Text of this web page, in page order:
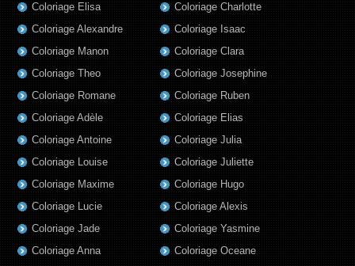
Coloriage Elisa
Coloriage Alexandre
Coloriage Manon
Coloriage Theo
Coloriage Romane
Coloriage Adèle
Coloriage Antoine
Coloriage Louise
Coloriage Maxime
Coloriage Lucie
Coloriage Jade
Coloriage Anna
Coloriage Charlotte
Coloriage Isaac
Coloriage Clara
Coloriage Josephine
Coloriage Ruben
Coloriage Elias
Coloriage Julia
Coloriage Juliette
Coloriage Hugo
Coloriage Alexis
Coloriage Yasmine
Coloriage Oceane